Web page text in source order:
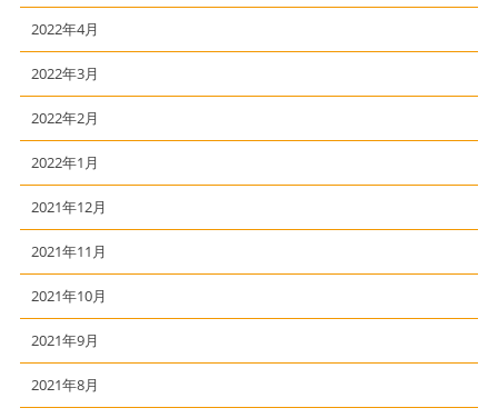
2022年4月
2022年3月
2022年2月
2022年1月
2021年12月
2021年11月
2021年10月
2021年9月
2021年8月